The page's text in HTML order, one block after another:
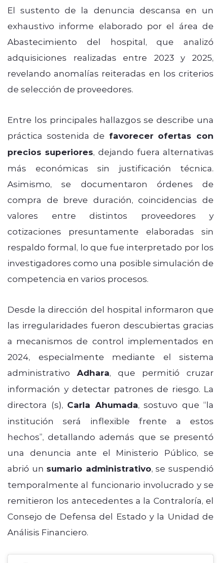
El sustento de la denuncia descansa en un
exhaustivo informe elaborado por el área de
Abastecimiento del hospital, que analizó
adquisiciones realizadas entre 2023 y 2025,
revelando anomalías reiteradas en los criterios
de selección de proveedores.
Entre los principales hallazgos se describe una
práctica sostenida de favorecer ofertas con
precios superiores, dejando fuera alternativas
más económicas sin justificación técnica.
Asimismo, se documentaron órdenes de
compra de breve duración, coincidencias de
valores entre distintos proveedores y
cotizaciones presuntamente elaboradas sin
respaldo formal, lo que fue interpretado por los
investigadores como una posible simulación de
competencia en varios procesos.
Desde la dirección del hospital informaron que
las irregularidades fueron descubiertas gracias
a mecanismos de control implementados en
2024, especialmente mediante el sistema
administrativo Adhara, que permitió cruzar
información y detectar patrones de riesgo. La
directora (s), Carla Ahumada, sostuvo que “la
institución será inflexible frente a estos
hechos”, detallando además que se presentó
una denuncia ante el Ministerio Público, se
abrió un sumario administrativo, se suspendió
temporalmente al funcionario involucrado y se
remitieron los antecedentes a la Contraloría, el
Consejo de Defensa del Estado y la Unidad de
Análisis Financiero.